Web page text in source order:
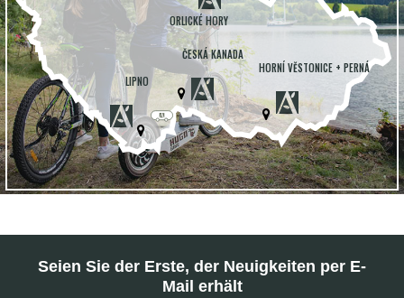
ORLICKÉ HORY
LIPNO
ČESKÁ KANADA
HORNÍ VĚSTONICE + PERNÁ
Seien Sie der Erste, der Neuigkeiten per E-
Mail erhält